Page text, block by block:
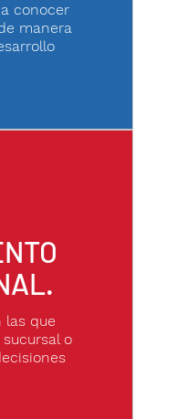
conocer
manera
las que
o